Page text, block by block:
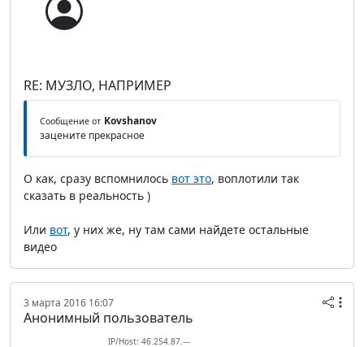
RE: МУЗЛО, НАПРИМЕР
Сообщение от Kovshanov
зацените прекрасное
О как, сразу вспомнилось вот это, воплотили так
сказать в реальность )
Или вот, у них же, ну там сами найдете остальные
видео
3 марта 2016 16:07
Анонимный пользователь
IP/Host: 46.254.87.---